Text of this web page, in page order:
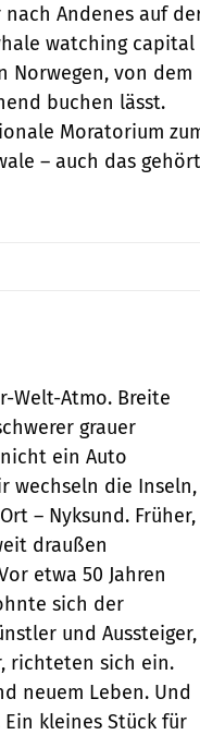
Andenes auf
watching capital
Norwegen, von dem
buchen lässt.
Moratorium
– auch das gehört
Welt-Atmo. Breite
grauer
ein Auto
wechseln die Inseln,
– Nyksund. Früher,
draußen
etwa 50 Jahren
sich der
und Aussteiger,
richteten sich ein.
neuem Leben. Und
kleines Stück für